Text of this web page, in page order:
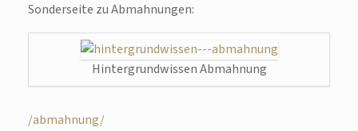
Sonderseite zu Abmahnungen:
Hintergrundwissen Abmahnung
/abmahnung/